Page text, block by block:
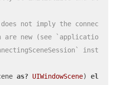
not imply the connec
are new (see `applicatio
inst
as? UIWindowScene) el